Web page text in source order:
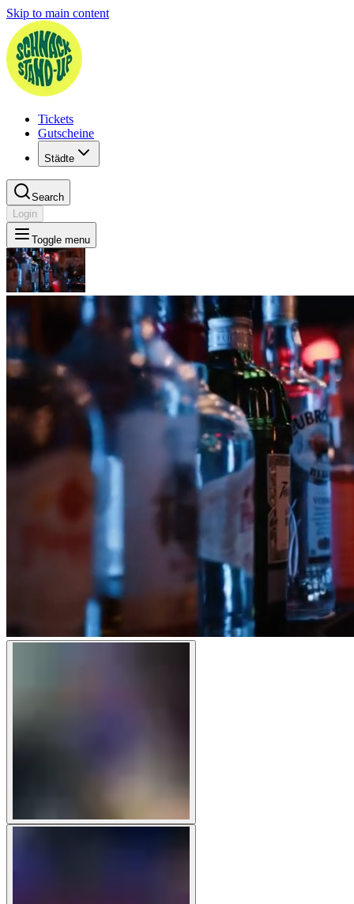
Skip to main content
Tickets
Gutscheine
Städte
Search
Login
Toggle menu